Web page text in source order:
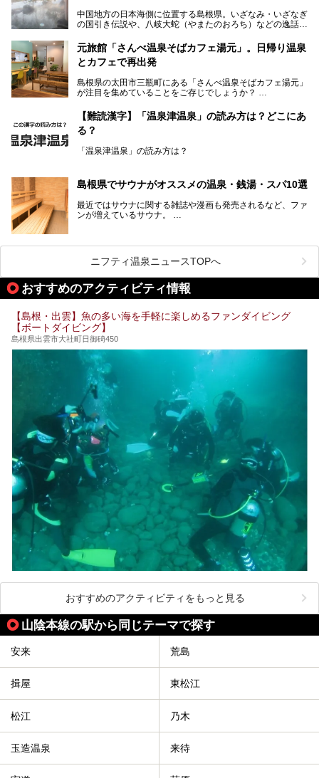
中国地方の日本海側に位置する島根県。いざなみ・いざなぎ
の国引き伝説や、八岐大蛇（やまたのおろち）などの逸話が
の参拝客が訪れます。「出雲縁結び空港」への直行便なら、
首都圏からでも実は2時間圏内で到着できるアクセスも魅力
です。
市）など、古くから知られる温泉郷が多くあります。ゆった
り流れる時間のなかで、心の底からのんびりできるスーパー
元旅館「さんべ温泉そばカフェ湯元」。日帰り温泉
とカフェで再出発
島根県の太田市三瓶町にある「さんべ温泉そばカフェ湯元」
が注目を集めていることをご存じでしょうか？
「さんべ温泉そばカフェ湯元」は日帰り温泉と、名物のそば
を提供するカフェという新しい営業スタイルで、観光客に限
らず地元民にも親しまれています。
宿泊をせずとも、気軽に源泉のお湯をつかった温泉と、美味
を経て現在のスタイルに辿り着いているのです。
【難読漢字】「温泉津温泉」の読み方は？どこにあ
る？
「温泉津温泉」の読み方は？
か？
島根県でサウナがオススメの温泉・銭湯・スパ10選
最近ではサウナに関する雑誌や漫画も発売されるなど、ファ
ンが増えているサウナ。
しかしサウナは一口にサウナと言っても、ドライサウナ、ス
チームサウナ、塩サウナなどが存在し、施設によって様々な
今回はそんな今話題のサウナが楽しめる、島根県内にあるオ
ススメ温泉・銭湯・スパを10件まとめてご紹介します。
ニフティ温泉ニュースTOPへ
おすすめのアクティビティ情報
【島根・出雲】魚の多い海を手軽に楽しめるファンダイビング
【ボートダイビング】
島根県出雲市大社町日御碕450
おすすめのアクティビティをもっと見る
山陰本線の駅から同じテーマで探す
安来 荒島
揖屋 東松江
松江 乃木
玉造温泉 来待